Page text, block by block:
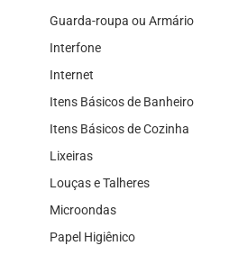
Guarda-roupa ou Armário
Interfone
Internet
Itens Básicos de Banheiro
Itens Básicos de Cozinha
Lixeiras
Louças e Talheres
Microondas
Papel Higiênico